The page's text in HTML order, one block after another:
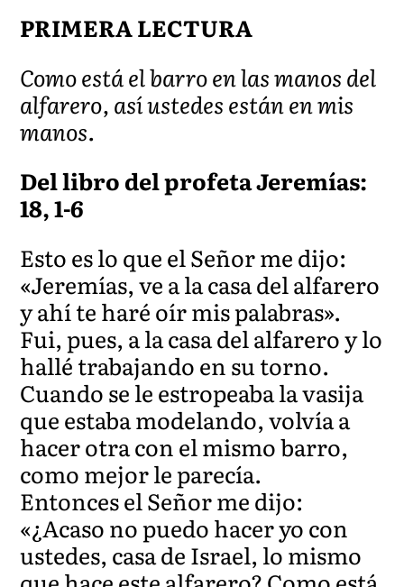
PRIMERA LECTURA
Como está el barro en las manos del
alfarero, así ustedes están en mis
manos.
Del libro del profeta Jeremías:
18, 1-6
Esto es lo que el Señor me dijo:
«Jeremías, ve a la casa del alfarero
y ahí te haré oír mis palabras».
Fui, pues, a la casa del alfarero y lo
hallé trabajando en su torno.
Cuando se le estropeaba la vasija
que estaba modelando, volvía a
hacer otra con el mismo barro,
como mejor le parecía.
Entonces el Señor me dijo:
«¿Acaso no puedo hacer yo con
ustedes, casa de Israel, lo mismo